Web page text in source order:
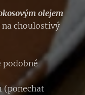
olejem
choulostivý
podobné
(ponechat